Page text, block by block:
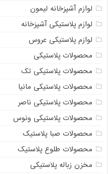
لوازم آشپزخانه لیمون
لوازم پلاستیکی آشپزخانه
لوازم پلاستیکی عروس
محصولات پلاستیکی
محصولات پلاستیکی تک
محصولات پلاستیکی مانیا
محصولات پلاستیکی ناصر
محصولات پلاستیکی ونوس
محصولات صبا پلاستیک
محصولات طلوع پلاستیک
مخزن زباله پلاستیکی